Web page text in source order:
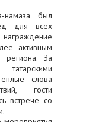
намаза был
для всех
активным
региона. За
слова
гости
встрече со